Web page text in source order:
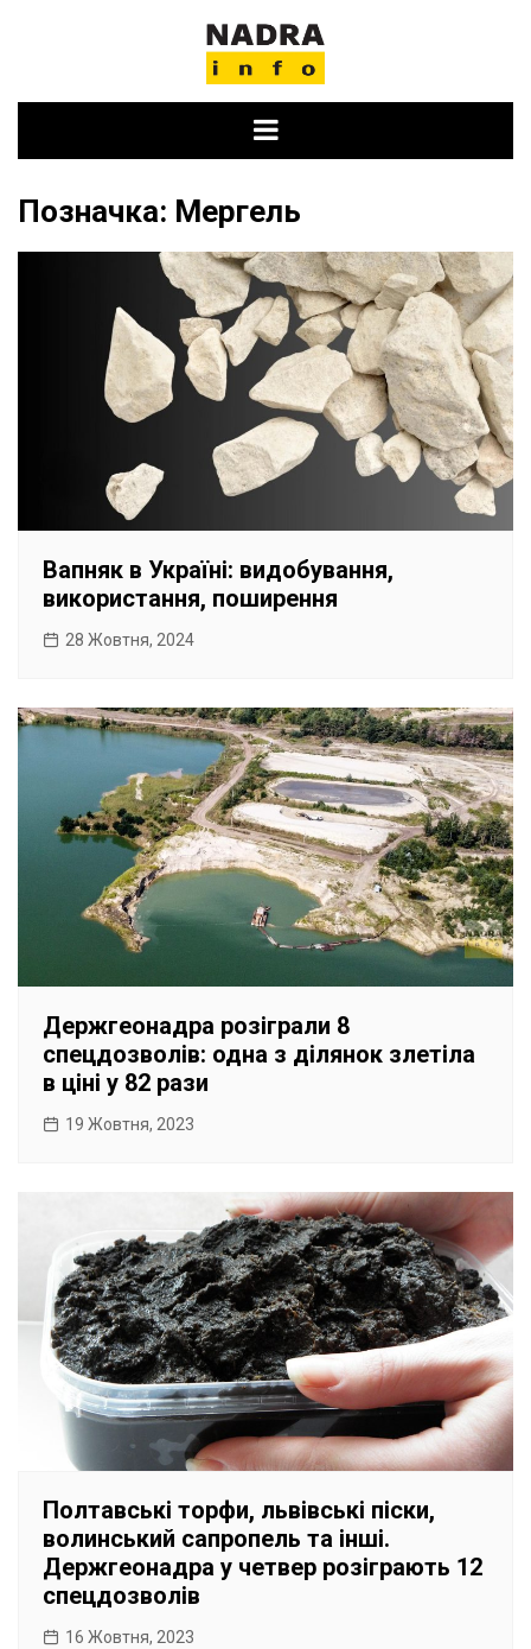
Позначка: Мергель
Вапняк в Україні: видобування,
використання, поширення
28 Жовтня, 2024
Держгеонадра розіграли 8
спецдозволів: одна з ділянок злетіла
в ціні у 82 рази
19 Жовтня, 2023
Полтавські торфи, львівські піски,
волинський сапропель та інші.
Держгеонадра у четвер розіграють 12
спецдозволів
16 Жовтня, 2023